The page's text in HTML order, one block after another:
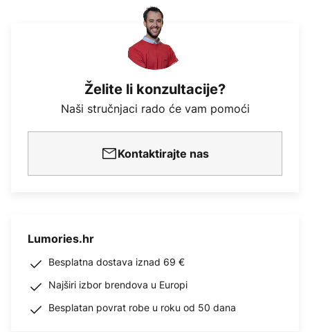
Želite li konzultacije?
Naši stručnjaci rado će vam pomoći
Kontaktirajte nas
Lumories.hr
Besplatna dostava iznad 69 €
Najširi izbor brendova u Europi
Besplatan povrat robe u roku od 50 dana